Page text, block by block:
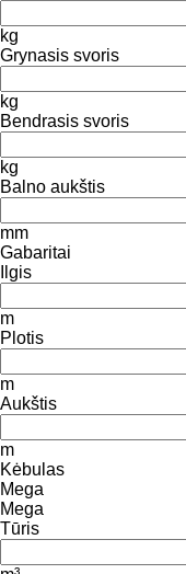
kg
Grynasis svoris
kg
Bendrasis svoris
kg
Balno aukštis
mm
Gabaritai
Ilgis
m
Plotis
m
Aukštis
m
Kėbulas
Mega
Mega
Tūris